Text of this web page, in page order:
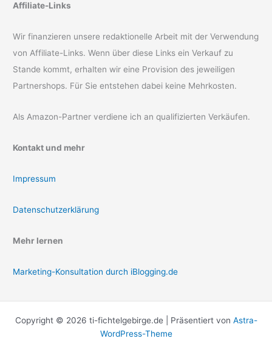
Affiliate-Links
Wir finanzieren unsere redaktionelle Arbeit mit der Verwendung
von Affiliate-Links. Wenn über diese Links ein Verkauf zu
Stande kommt, erhalten wir eine Provision des jeweiligen
Partnershops. Für Sie entstehen dabei keine Mehrkosten.
Als Amazon-Partner verdiene ich an qualifizierten Verkäufen.
Kontakt und mehr
Impressum
Datenschutzerklärung
Mehr lernen
Marketing-Konsultation durch iBlogging.de
Copyright © 2026 ti-fichtelgebirge.de | Präsentiert von Astra-
WordPress-Theme